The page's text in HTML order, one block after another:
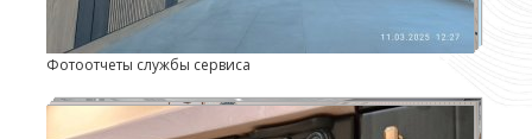
Фотоотчеты службы сервиса